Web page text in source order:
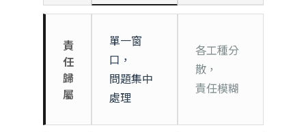
責
任
歸
屬
單一窗
口，
問題集中
處理
各工種分
散，
責任模糊